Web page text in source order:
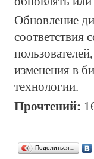
Обновление
соответствия
изменения в
технологии.
Прочтений:
Поделиться…